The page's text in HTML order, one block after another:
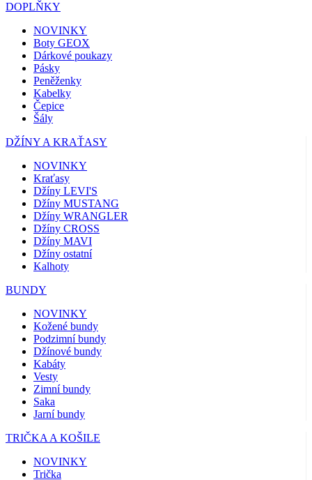
DOPLŇKY
NOVINKY
Boty GEOX
Dárkové poukazy
Pásky
Peněženky
Kabelky
Čepice
Šály
DŽÍNY A KRAŤASY
NOVINKY
Kraťasy
Džíny LEVI'S
Džíny MUSTANG
Džíny WRANGLER
Džíny CROSS
Džíny MAVI
Džíny ostatní
Kalhoty
BUNDY
NOVINKY
Kožené bundy
Podzimní bundy
Džínové bundy
Kabáty
Vesty
Zimní bundy
Saka
Jarní bundy
TRIČKA A KOŠILE
NOVINKY
Trička